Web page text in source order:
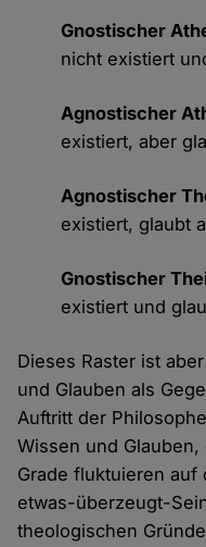
Gnostischer
nicht existiert
Agnostischer
existiert, aber
Agnostischer
existiert, glaubt
Gnostischer
existiert und
Dieses Raster ist
und Glauben als
Auftritt der
Wissen und
Grade fluktuieren auf
etwas-überzeugt-
theologischen